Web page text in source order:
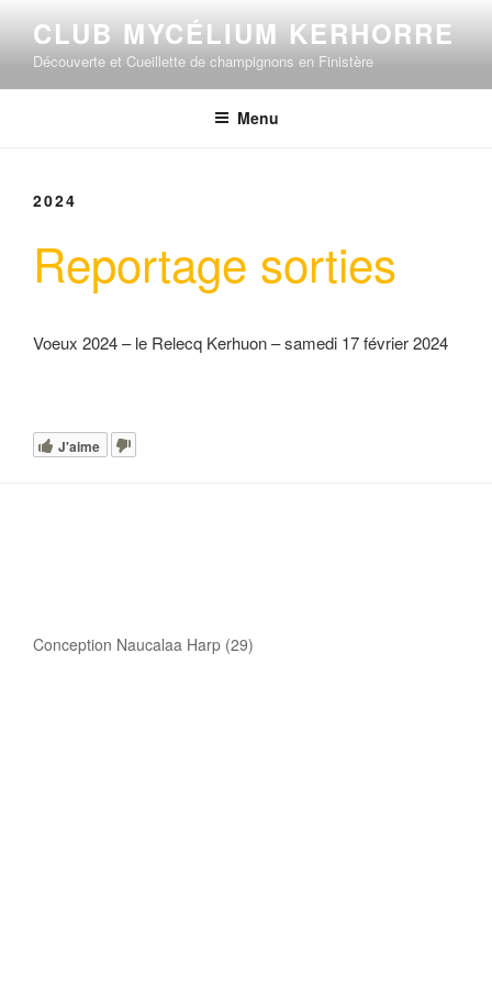
contenu
principal
CLUB MYCÉLIUM KERHORRE
Découverte et Cueillette de champignons en Finistère
Menu
2024
Reportage sorties
Voeux 2024 – le Relecq Kerhuon – samedi 17 février 2024
J'aime
Conception Naucalaa Harp (29)